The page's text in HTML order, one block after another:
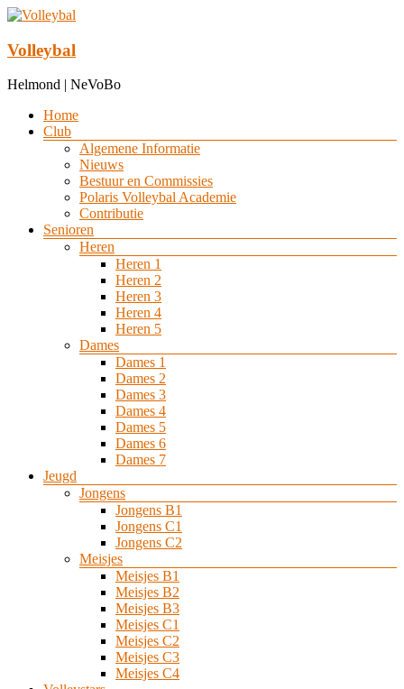
Ga
de
inhoud
Volleybal
Helmond | NeVoBo
Menu
Home
Club
Algemene Informatie
Nieuws
Bestuur en Commissies
Polaris Volleybal Academie
Contributie
Senioren
Heren
Heren 1
Heren 2
Heren 3
Heren 4
Heren 5
Dames
Dames 1
Dames 2
Dames 3
Dames 4
Dames 5
Dames 6
Dames 7
Jeugd
Jongens
Jongens B1
Jongens C1
Jongens C2
Meisjes
Meisjes B1
Meisjes B2
Meisjes B3
Meisjes C1
Meisjes C2
Meisjes C3
Meisjes C4